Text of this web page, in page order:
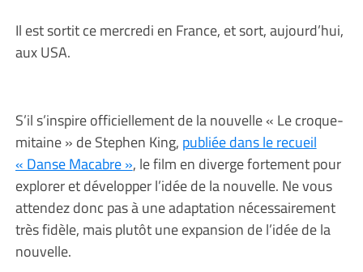
Il est sortit ce mercredi en France, et sort, aujourd’hui,
aux USA.
S’il s’inspire officiellement de la nouvelle « Le croque-
mitaine » de Stephen King, publiée dans le recueil
« Danse Macabre », le film en diverge fortement pour
explorer et développer l’idée de la nouvelle. Ne vous
attendez donc pas à une adaptation nécessairement
très fidèle, mais plutôt une expansion de l’idée de la
nouvelle.